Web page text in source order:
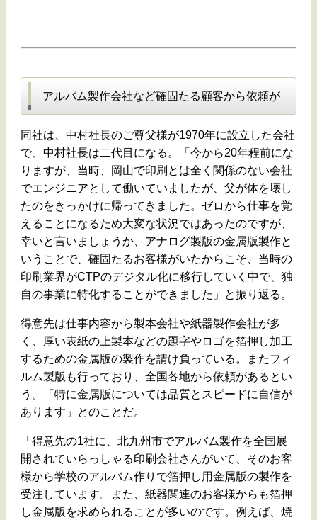
アルバム製作会社など確固たる顧客から依頼が
同社は、中村社長のご尊父様が1970年に設立した会社
で、中村社長は二代目になる。「今から20年程前にな
りますが、当時、岡山で印刷とは全く関係のない会社
でエンジニアとして働いていましたが、父が体を壊し
たのをきっかけに帰ってきました。ゼロから仕事を覚
えることになるため大変な状況ではあったのですが、
幸いと言いましょうか、アナログ製版の金属版製作と
いうことで、確固たるお客様がいたからこそ、当時の
印刷業界がCTPのデジタル化に移行していく中で、独
自の事業に特化することができました」と振り返る。
得意先は仕事内容から製本会社や紙器製作会社が多
く、厚い表紙の上製本などの題字やロゴを箔押し加工
するための金属版の製作を請け負っている。またフィ
ルム製版も行っており、全国各地から依頼があるとい
う。「特に金属版については品質とスピードに自信が
あります」とのことだ。
「得意先の1社に、北九州市でアルバム製作を全国展
開されていらっしゃる印刷会社さんがいて、そのお客
様から学校のアルバム作りで箔押し用金属版の製作を
受注しています。また、紙器関連のお客様からも箔押
し金属版を求められることが多いのです。例えば、焼